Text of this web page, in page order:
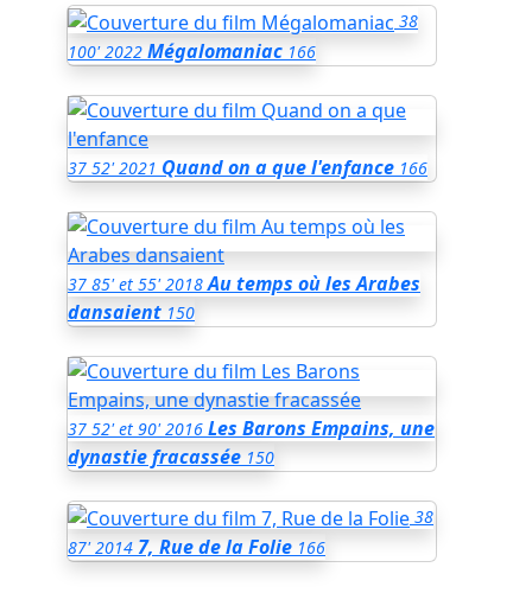
38
100' 2022 Mégalomaniac 166
37 52' 2021 Quand on a que l'enfance 166
37 85' et 55' 2018 Au temps où les Arabes
dansaient 150
37 52' et 90' 2016 Les Barons Empains, une
dynastie fracassée 150
38
87' 2014 7, Rue de la Folie 166